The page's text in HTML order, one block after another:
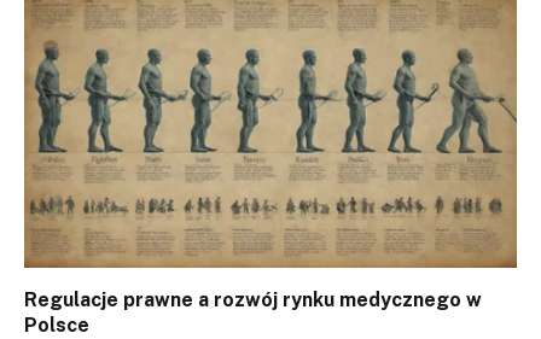
Regulacje prawne a rozwój rynku medycznego w
Polsce